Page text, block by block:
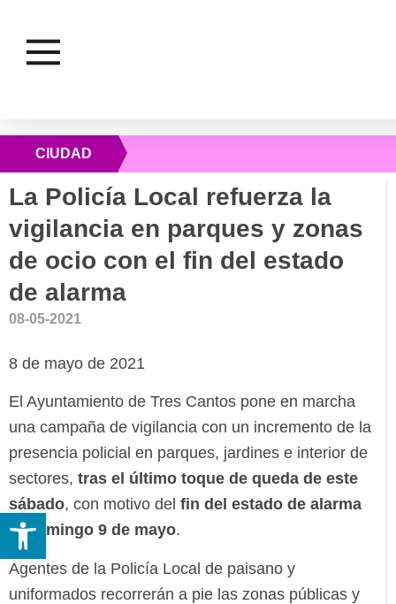
CIUDAD
La Policía Local refuerza la
vigilancia en parques y zonas
de ocio con el fin del estado
de alarma
08-05-2021
8 de mayo de 2021
El Ayuntamiento de Tres Cantos pone en marcha
una campaña de vigilancia con un incremento de la
presencia policial en parques, jardines e interior de
sectores, tras el último toque de queda de este
sábado, con motivo del fin del estado de alarma
el domingo 9 de mayo.
Agentes de la Policía Local de paisano y
uniformados recorrerán a pie las zonas públicas y
Abrir barra de herramientas